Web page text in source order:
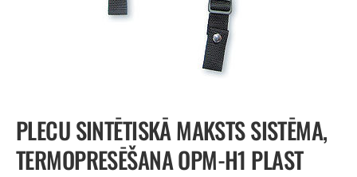
PLECU SINTĒTISKĀ MAKSTS SISTĒMA,
TERMOPRESĒŠANA OPM-H1 PLAST